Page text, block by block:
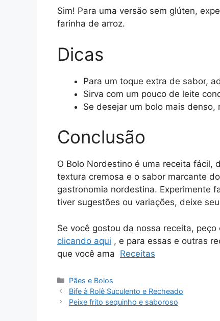
Sim! Para uma versão sem glúten,
farinha de arroz.
Dicas
Para um toque extra de sabor,
Sirva com um pouco de leite
Se desejar um bolo mais
Conclusão
O Bolo Nordestino é uma receita fácil,
textura cremosa e o sabor marcante
gastronomia nordestina. Experimente
tiver sugestões ou variações, deixe
Se você gostou da nossa receita,
clicando aqui , e para essas e outras
que você ama Receitas
Categorias
Pães e Bolos
Bife à Rolê Suculento e Recheado
Peixe frito sequinho e saboroso